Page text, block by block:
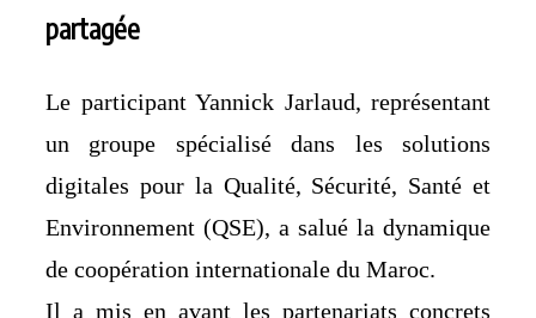
partagée
Le participant Yannick Jarlaud, représentant
un groupe spécialisé dans les solutions
digitales pour la Qualité, Sécurité, Santé et
Environnement (QSE), a salué la dynamique
de coopération internationale du Maroc.
Il a mis en avant les partenariats concrets